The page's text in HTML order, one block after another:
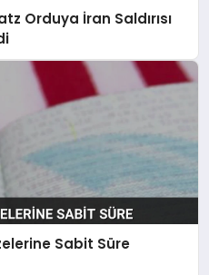
Orduya İran Saldırısı
Sabit Süre